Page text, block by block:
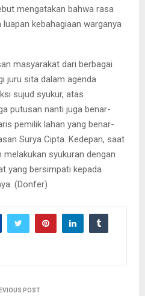
mengatakan bahwa rasa
kebahagiaan warganya
masyarakat dari berbagai
juru sita dalam agenda
sujud syukur, atas
putusan nanti juga benar-
pemilik lahan yang benar-
Surya Cipta. Kedepan, saat
syukuran dengan
yang bersimpati kepada
(Donfer)
POST